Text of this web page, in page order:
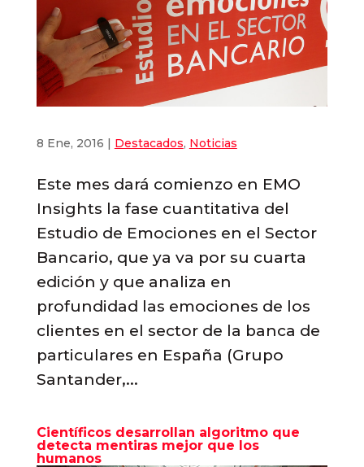
8 Ene, 2016 | Destacados, Noticias
Este mes dará comienzo en EMO
Insights la fase cuantitativa del
Estudio de Emociones en el Sector
Bancario, que ya va por su cuarta
edición y que analiza en
profundidad las emociones de los
clientes en el sector de la banca de
particulares en España (Grupo
Santander,...
Científicos desarrollan algoritmo que
detecta mentiras mejor que los
humanos